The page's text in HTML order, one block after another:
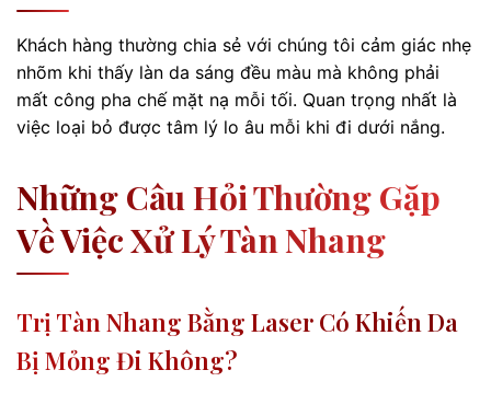
Khách hàng thường chia sẻ với chúng tôi cảm giác nhẹ
nhõm khi thấy làn da sáng đều màu mà không phải
mất công pha chế mặt nạ mỗi tối. Quan trọng nhất là
việc loại bỏ được tâm lý lo âu mỗi khi đi dưới nắng.
Những Câu Hỏi Thường Gặp
Về Việc Xử Lý Tàn Nhang
Trị Tàn Nhang Bằng Laser Có Khiến Da
Bị Mỏng Đi Không?